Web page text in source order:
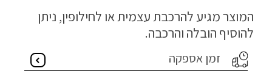
עבודות אחרונות
צור קשר
הצהרת נגישות
המוצר מגיע להרכבת עצמית או לחילופין, ניתן
להוסיף הובלה והרכבה.
זמן אספקה